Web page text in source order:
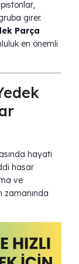
girer.
Parça
en önemli
hayati
hasar
ve
zamanında